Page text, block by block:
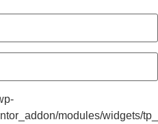
modules/widgets/